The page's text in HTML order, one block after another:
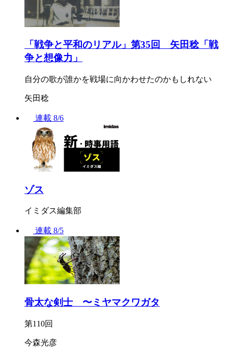
「戦争と平和のリアル」第35回 矢田稔「戦
争と想像力」
自分の歌が誰かを戦場に向かわせたのかもしれない
矢田稔
連載 8/6
ゾス
イミダス編集部
連載 8/5
骨太な剣士 〜ミヤマクワガタ
第110回
今森光彦